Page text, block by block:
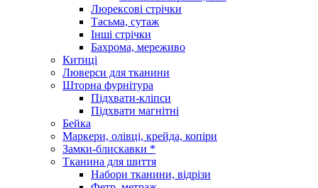
Люрексові стрічки
Тасьма, сутаж
Інші стрічки
Бахрома, мереживо
Китиці
Люверси для тканини
Шторна фурнітура
Підхвати-кліпси
Підхвати магнітні
Бейка
Маркери, олівці, крейда, копіри
Замки-блискавки *
Тканина для шиття
Набори тканини, відрізи